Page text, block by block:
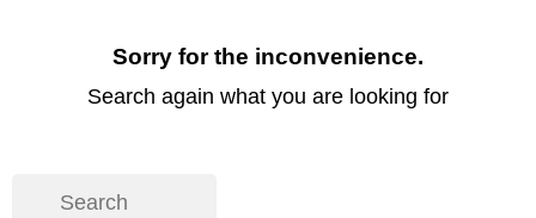
Sorry for the inconvenience.
Search again what you are looking for